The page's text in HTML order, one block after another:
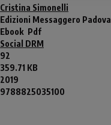
Cristina Simonelli
Edizioni Messaggero Padova
Ebook Pdf
Social DRM
92
359.71 KB
2019
9788825035100